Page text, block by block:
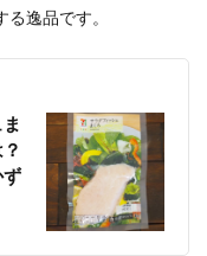
逸品です。
ず